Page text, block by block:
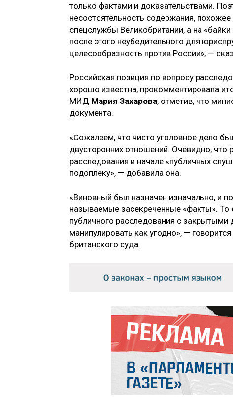
только фактами и доказательствами.
несостоятельность содержания,
спецслужбы Великобритании, а на
после этого неубедительного для
целесообразность против России», —
Российская позиция по вопросу
хорошо известна, прокомментировала
МИД Мария Захарова, отметив, что
документа.
«Сожалеем, что чисто уголовное дело
двусторонних отношений. Очевидно, что
расследования и начале «публичных
подоплеку», — добавила она.
«Виновный был назначен изначально, и
называемые засекреченные «факты». То
публичного расследования с
манипулировать как угодно», —
британского суда.